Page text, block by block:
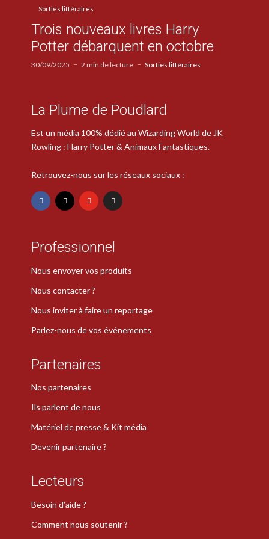
Sorties littéraires
Trois nouveaux livres Harry
Potter débarquent en octobre
30/09/2025 2 min de lecture Sorties littéraires
La Plume de Poudlard
Est un média 100% dédié au Wizarding World de JK
Rowling : Harry Potter & Animaux Fantastiques.
Retrouvez-nous sur les réseaux sociaux :
Professionnel
Nous envoyer vos produits
Nous contacter ?
Nous inviter à faire un reportage
Parlez-nous de vos événements
Partenaires
Nos partenaires
Ils parlent de nous
Matériel de presse & Kit média
Devenir partenaire ?
Lecteurs
Besoin d’aide ?
Comment nous soutenir ?